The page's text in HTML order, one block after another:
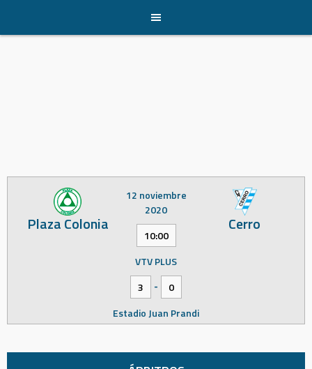
content
Plaza Colonia Cerro
12 noviembre
2020
10:00
VTV PLUS
3
-
0
Estadio Juan Prandi